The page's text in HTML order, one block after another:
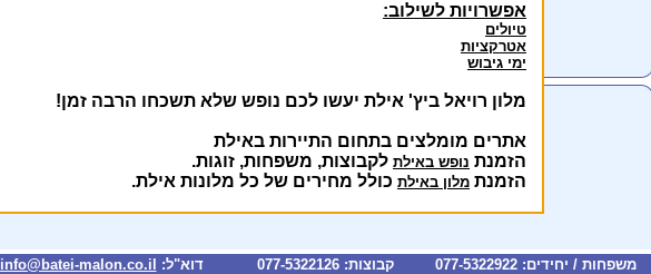
אפשרויות לשילוב:
טיולים
אטרקציות
ימי גיבוש
מלון רויאל ביץ' אילת יעשו לכם נופש שלא תשכחו הרבה זמן!
אתרים מומלצים בתחום התיירות באילת
הזמנת נופש באילת לקבוצות, משפחות, זוגות.
הזמנת מלון באילת כולל מחירים של כל מלונות אילת.
משפחות / יחידים: 077-5322922 קבוצות: 077-5322126 דוא"ל: info@batei-malon.co.il